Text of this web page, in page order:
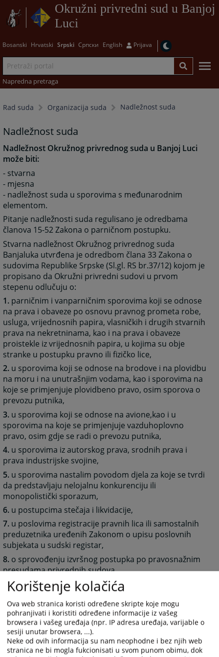
Okružni privredni sud u Banjoj
Luci
Bosanski Hrvatski Srpski Српски English Prijava
Napredna pretraga
Rad suda Organizacija suda Nadležnost suda
Nadležnost suda
Nadležnost Okružnog privrednog suda u Banjoj Luci
može biti:
- stvarna
- mjesna
- nadležnost suda u sporovima s međunarodnim
elementom.
Pitanje nadležnosti suda regulisano je odredbama
članova 15-52 Zakona o parničnom postupku.
Stvarna nadležnost Okružnog privrednog suda
Banjaluka utvrđena je odredbom člana 33 Zakona o
sudovima Republike Srpske (Sl.gl. RS br.37/12) kojom je
propisano da Okružni privredni sudovi u prvom
stepenu odlučuju o:
1. parničnim i vanparničnim sporovima koji se odnose
na prava i obaveze po osnovu pravnog prometa robe,
usluga, vrijednosnih papira, vlasničkih i drugih stvarnih
prava na nekretninama, kao i na prava i obaveze
proistekle iz vrijednosnih papira, u kojima su obje
stranke u postupku pravno ili fizičko lice,
2. u sporovima koji se odnose na brodove i na plovidbu
na moru i na unutrašnjim vodama, kao i sporovima na
koje se primjenjuje plovidbeno pravo, osim sporova o
prevozu putnika,
3. u sporovima koji se odnose na avione,kao i u
sporovima na koje se primjenjuje vazduhoplovno
pravo, osim gdje se radi o prevozu putnika,
4. u sporovima iz autorskog prava, srodnih prava i
prava industrijske svojine,
5. u sporovima nastalim povodom djela za koje se tvrdi
da predstavljaju nelojalnu konkurenciju ili
monopolistički sporazum,
6. u postupcima stečaja i likvidacije,
7. u poslovima registracije pravnih lica ili samostalnih
preduzetnika uređenih Zakonom o upisu poslovnih
subjekata u sudski registar,
8. o sprovođenju izvršnog postupka po pravosnažnim
presudama privrednih sudova,
9.o sprovođenju izvršnog postupka po vjerodostojnim
ispravama u kojima su obje stranke u postupku pravna
ili fizička lica koja u svojstvu samostalnog preduzetnika
obavljaju privrednu ili drugu registrovanu djelatnost u
vidu osnovnog ili dopunskog zanimanja i po izvršnim
notarskim ispravama u kojima su obje stranke u
postupku pravna lica,
Korištenje kolačića
Ova web stranica koristi određene skripte koje mogu
pohranjivati i koristiti određene informacije iz vašeg
browsera i vašeg uređaja (npr. IP adresa uređaja, varijable o
sesiji unutar browsera, ...).
Neke od ovih informacija su nam neophodne i bez njih web
stranica ne bi mogla fukcionisati u svom punom obimu, dok